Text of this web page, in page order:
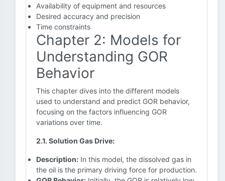
Availability of equipment and resources
Desired accuracy and precision
Time constraints
Chapter 2: Models for
Understanding GOR
Behavior
This chapter dives into the different models
used to understand and predict GOR behavior,
focusing on the factors influencing GOR
variations over time.
2.1. Solution Gas Drive:
Description: In this model, the dissolved gas in
the oil is the primary driving force for production.